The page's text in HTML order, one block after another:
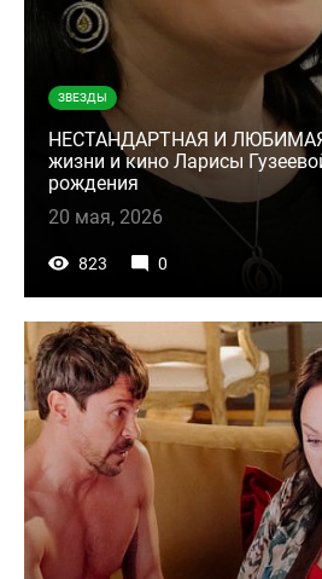
ЗВЕЗДЫ
НЕСТАНДАРТНАЯ И
жизни и кино Ларисы
рождения
20 мая, 2026
823 0